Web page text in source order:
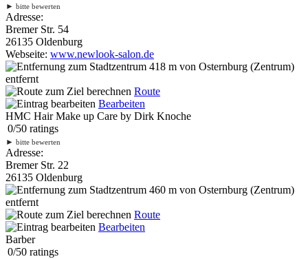
► bitte bewerten
Adresse:
Bremer Str. 54
26135 Oldenburg
Webseite: www.newlook-salon.de
418 m von Osternburg (Zentrum)
entfernt
Route
Bearbeiten
HMC Hair Make up Care by Dirk Knoche
0/50 ratings
► bitte bewerten
Adresse:
Bremer Str. 22
26135 Oldenburg
460 m von Osternburg (Zentrum)
entfernt
Route
Bearbeiten
Barber
0/50 ratings